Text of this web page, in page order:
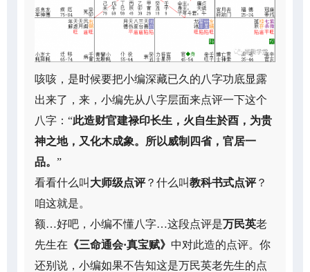
咳咳，是时候要把小编深藏已久的八字功底显露
出来了，来，小编先从八字层面来点评一下这个
八字：“此造财官建禄印长生，火自生於酉，为贵
神之地，又化木成象。所以威制四省，官居一
品。 ”
看看什么叫 大师级点评？什么叫教科书式点评？
咱这就是。
额…好吧，小编不懂八字…这段点评是万民英老
先生在 《三命通会·真宝赋》 中对此造的点评。你
还别说，小编如果不告知这是万民英老先生的点